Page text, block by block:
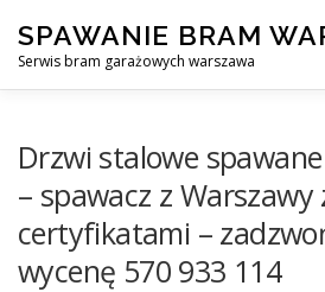
content
SPAWANIE BRAM
Serwis bram garażowych warszawa
AWARYJNE OTWIERANIE BRAM
Drzwi stalowe
– spawacz z Warszawy
certyfikatami –
wycenę 570 933 114